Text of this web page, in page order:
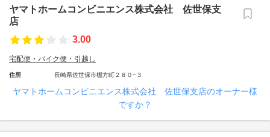
ヤマトホームコンビニエンス株式会社 佐世保支
店
3.00
宅配便・バイク便・引越し
住所 長崎県佐世保市棚方町２８０−３
ヤマトホームコンビニエンス株式会社 佐世保支店のオーナー様
ですか？